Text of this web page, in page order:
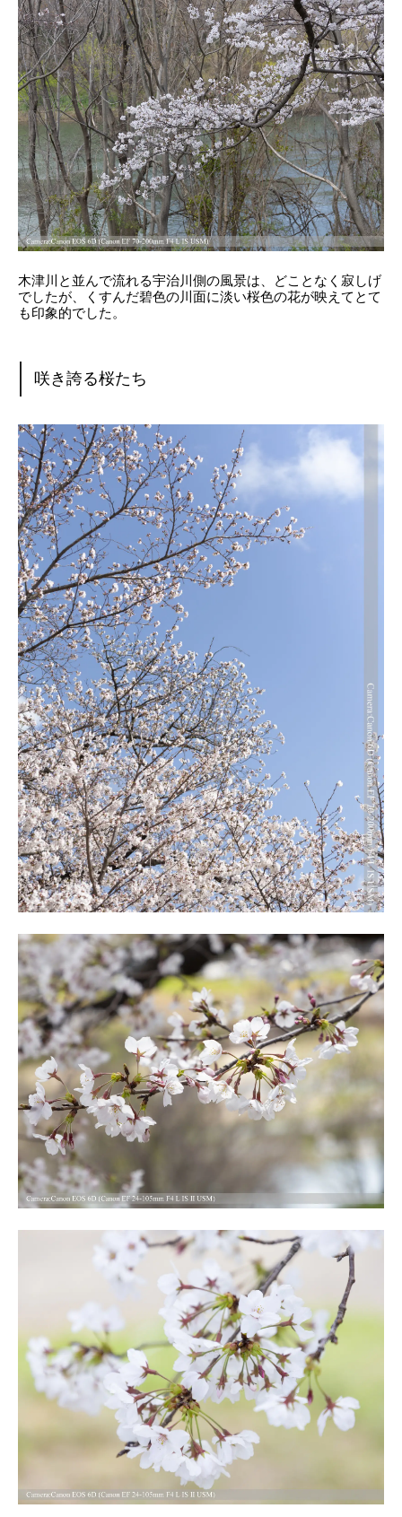
木津川と並んで流れる宇治川側の風景は、どことなく寂しげ
でしたが、くすんだ碧色の川面に淡い桜色の花が映えてとて
も印象的でした。
咲き誇る桜たち